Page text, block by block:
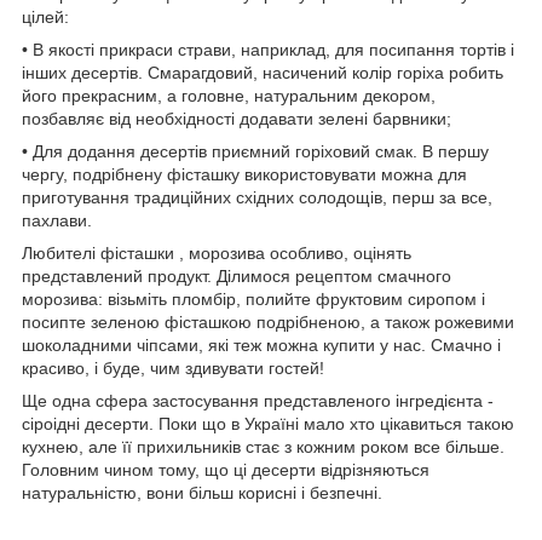
цілей:
• В якості прикраси страви, наприклад, для посипання тортів і
інших десертів. Смарагдовий, насичений колір горіха робить
його прекрасним, а головне, натуральним декором,
позбавляє від необхідності додавати зелені барвники;
• Для додання десертів приємний горіховий смак. В першу
чергу, подрібнену фісташку використовувати можна для
приготування традиційних східних солодощів, перш за все,
пахлави.
Любителі фісташки , морозива особливо, оцінять
представлений продукт. Ділимося рецептом смачного
морозива: візьміть пломбір, полийте фруктовим сиропом і
посипте зеленою фісташкою подрібненою, а також рожевими
шоколадними чіпсами, які теж можна купити у нас. Смачно і
красиво, і буде, чим здивувати гостей!
Ще одна сфера застосування представленого інгредієнта -
сіроідні десерти. Поки що в Україні мало хто цікавиться такою
кухнею, але її прихильників стає з кожним роком все більше.
Головним чином тому, що ці десерти відрізняються
натуральністю, вони більш корисні і безпечні.